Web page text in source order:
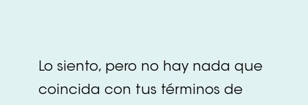
Lo siento, pero no hay nada que
coincida con tus términos de